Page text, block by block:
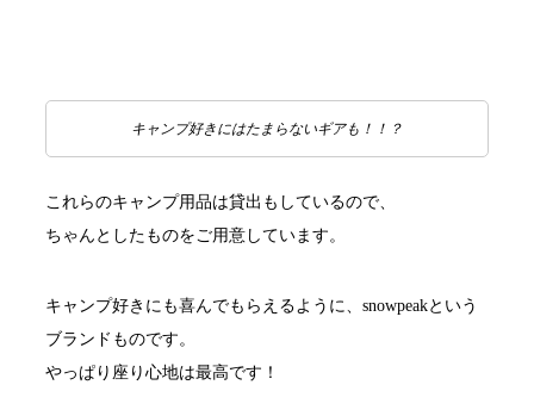
キャンプ好きにはたまらないギアも！！？
これらのキャンプ用品は貸出もしているので、
ちゃんとしたものをご用意しています。
キャンプ好きにも喜んでもらえるように、snowpeakという
ブランドものです。
やっぱり座り心地は最高です！